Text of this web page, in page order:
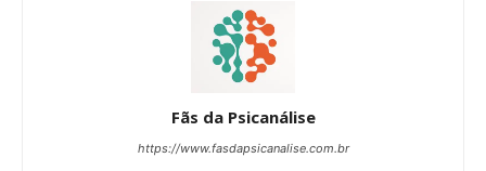
Fãs da Psicanálise
https://www.fasdapsicanalise.com.br